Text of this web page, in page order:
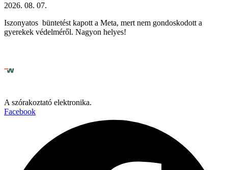
2026. 08. 07.
Iszonyatos büntetést kapott a Meta, mert nem gondoskodott a
gyerekek védelméről. Nagyon helyes!
A szórakoztató elektronika.
Facebook